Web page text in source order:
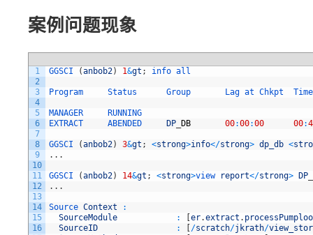
案例问题现象
1
2
3
4
5
6
7
8
9
10
11
12
13
14
15
16
GGSCI (anbob2) 1&gt ; info all
Program Status Group Lag at Chkpt
MANAGER
EXTRACT ABENDED DP DB 00:00:00 00:
GGSCI (anbob2) 3&gt ; <strong>info</strong> dp_db <
. . .
GGSCI (anbob2) 14&gt ; <strong>view report</strong> DP
. . .
Source Context
:
SourceModule
: er.extract .
SourceID
: /scratch/jkrath/